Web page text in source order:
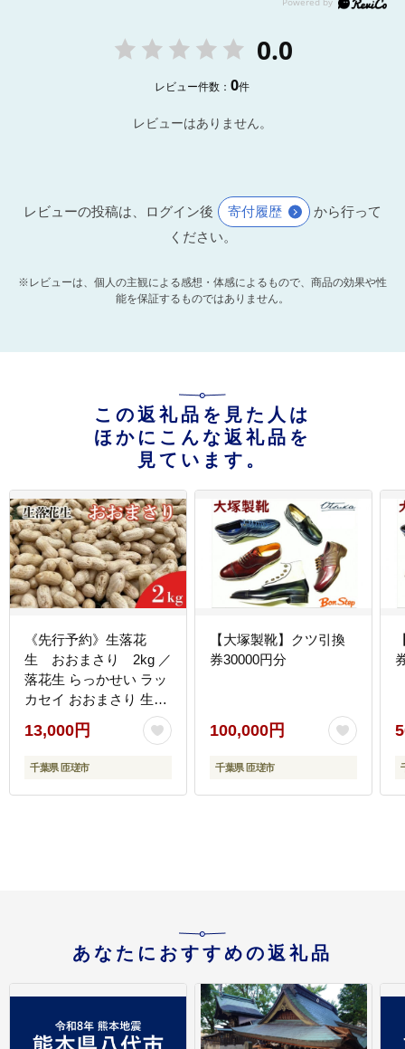
0.0
レビュー件数：0件
レビューはありません。
レビューの投稿は、ログイン後 寄付履歴
から行って
ください。
※レビューは、個人の主観による感想・体感によるもので、商品の効果や性
能を保証するものではありません。
この返礼品を見た人は
ほかにこんな返礼品を
見ています。
《先行予約》生落花
生 おおまさり 2kg ／
落花生 らっかせい ラッ
カセイ おおまさり 生落
花生 茹で落花生 2kg 産
地直送 産直 送料無料
13,000円
千葉県 匝瑳市
【大塚製靴】クツ引換
券30000円分
100,000円
千葉県 匝瑳市
あなたにおすすめの返礼品